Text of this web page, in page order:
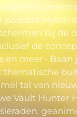
te
bij de
de
en meer •
thematische
tal van
Vault Hunter